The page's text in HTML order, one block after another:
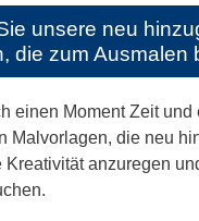
unsere neu
die zum Ausmalen
einen Moment Zeit und
Malvorlagen, die neu
Kreativität anzuregen